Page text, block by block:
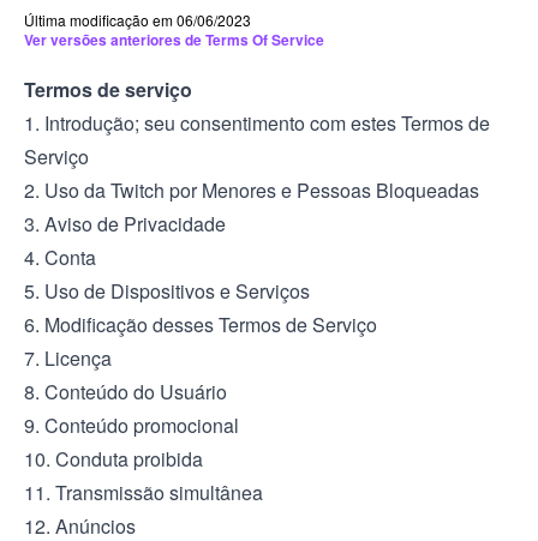
Última modificação em 06/06/2023
Ver versões anteriores de Terms Of Service
Termos de serviço
1. Introdução; seu consentimento com estes Termos de
Serviço
2. Uso da Twitch por Menores e Pessoas Bloqueadas
3. Aviso de Privacidade
4. Conta
5. Uso de Dispositivos e Serviços
6. Modificação desses Termos de Serviço
7. Licença
8. Conteúdo do Usuário
9. Conteúdo promocional
10. Conduta proibida
11. Transmissão simultânea
12. Anúncios